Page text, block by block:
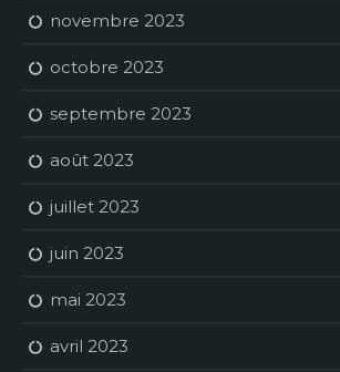
novembre 2023
octobre 2023
septembre 2023
août 2023
juillet 2023
juin 2023
mai 2023
avril 2023